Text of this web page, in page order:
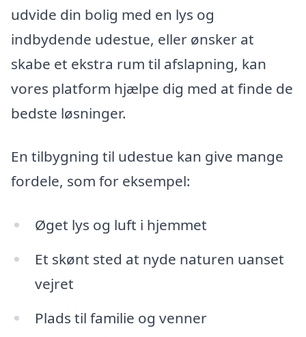
udvide din bolig med en lys og
indbydende udestue, eller ønsker at
skabe et ekstra rum til afslapning, kan
vores platform hjælpe dig med at finde de
bedste løsninger.
En tilbygning til udestue kan give mange
fordele, som for eksempel:
Øget lys og luft i hjemmet
Et skønt sted at nyde naturen uanset
vejret
Plads til familie og venner